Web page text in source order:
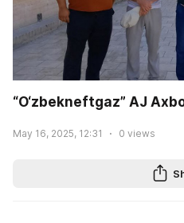
“O‘zbekneftgaz” AJ
May 16, 2025, 12:31 0 views